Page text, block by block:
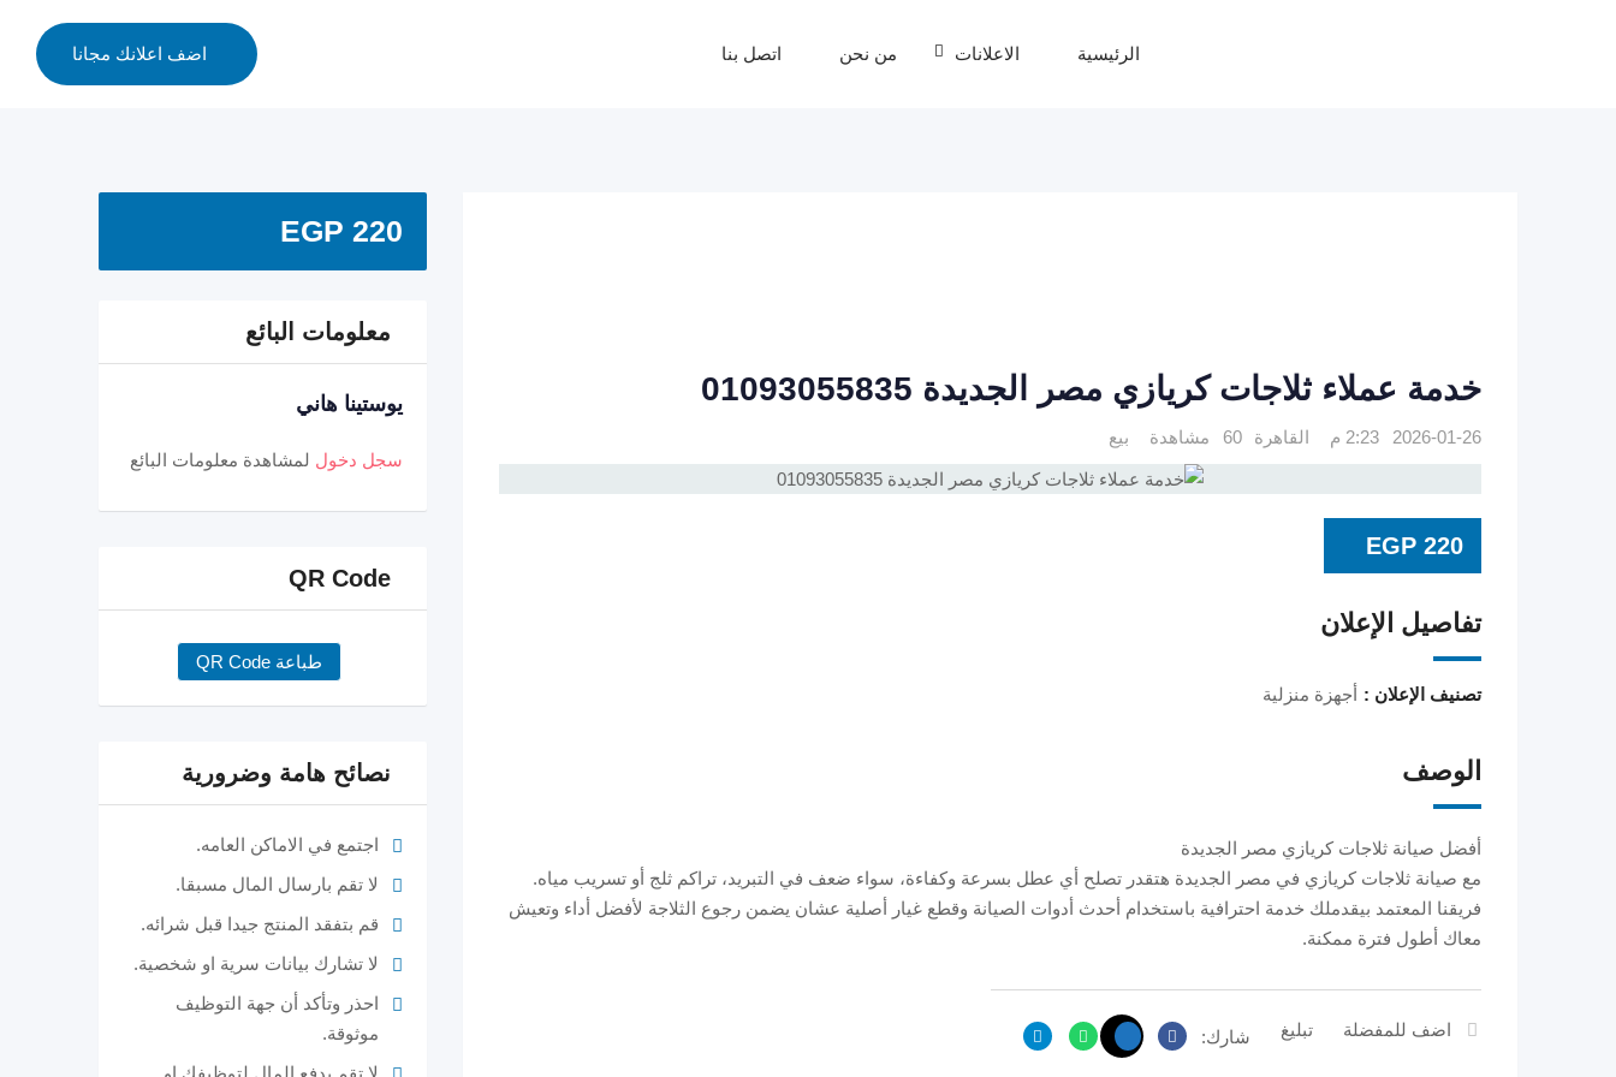
الرئيسية الاعلانات من نحن اتصل بنا اضف اعلانك مجانا
خدمة عملاء ثلاجات كريازي مصر الجديدة 01093055835
2026-01-26 2:23 م القاهرة 60 مشاهدة بيع
EGP 220
تفاصيل الإعلان
تصنيف الإعلان : أجهزة منزلية
الوصف
أفضل صيانة ثلاجات كريازي مصر الجديدة
مع صيانة ثلاجات كريازي في مصر الجديدة هتقدر تصلح أي عطل بسرعة وكفاءة، سواء ضعف في التبريد، تراكم ثلج أو تسريب مياه.
فريقنا المعتمد بيقدملك خدمة احترافية باستخدام أحدث أدوات الصيانة وقطع غيار أصلية عشان يضمن رجوع الثلاجة لأفضل أداء وتعيش
معاك أطول فترة ممكنة.
اضف للمفضلة تبليغ شارك:
EGP 220
معلومات البائع
يوستينا هاني
سجل دخول لمشاهدة معلومات البائع
QR Code
طباعة QR Code
نصائح هامة وضرورية
اجتمع في الاماكن العامه.
لا تقم بارسال المال مسبقا.
قم بتفقد المنتج جيدا قبل شرائه.
لا تشارك بيانات سرية او شخصية.
احذر وتأكد أن جهة التوظيف
موثوقة.
لا تقم بدفع المال لتوظيفك او